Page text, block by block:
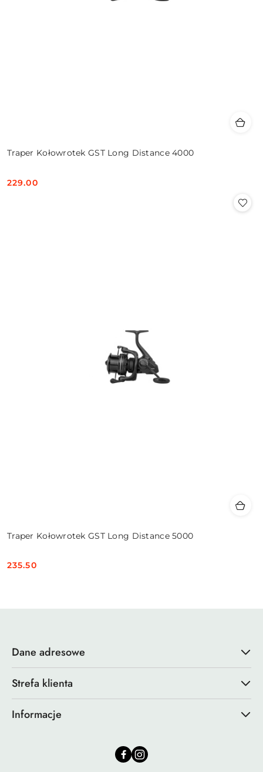
Traper Kołowrotek GST Long Distance 4000
Cena:
229.00
Traper Kołowrotek GST Long Distance 5000
Cena:
235.50
Dane adresowe
Strefa klienta
Informacje